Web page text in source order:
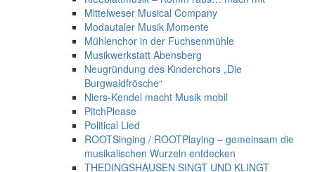
Mittelweser Musical Company
Modautaler Musik Momente
Mühlenchor in der Fuchsenmühle
Musikwerkstatt Abensberg
Neugründung des Kinderchors „Die
Burgwaldfrösche“
Niers-Kendel macht Musik mobil
PitchPlease
Political Lied
ROOTSinging / ROOTPlaying – gemeinsam die
musikalischen Wurzeln entdecken
THEDINGSHAUSEN SINGT UND KLINGT